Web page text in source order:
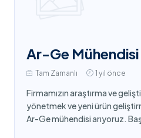
Ar-Ge Mühendisi
Tam Zamanlı 1 yıl önce
Firmamızın araştırma ve
yönetmek ve yeni ürün
Ar-Ge mühendisi arıyoruz.